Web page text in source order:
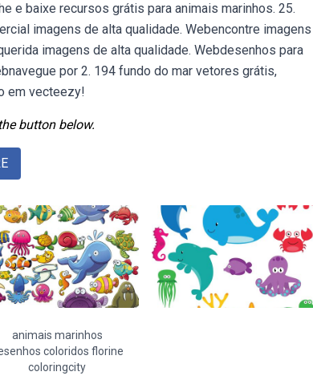
e baixe recursos grátis para animais marinhos. 25.
imagens de alta qualidade. Webencontre imagens
imagens de alta qualidade. Webdesenhos para
por 2. 194 fundo do mar vetores grátis,
em vecteezy!
button below.
animais marinhos
coloridos florine
coloringcity